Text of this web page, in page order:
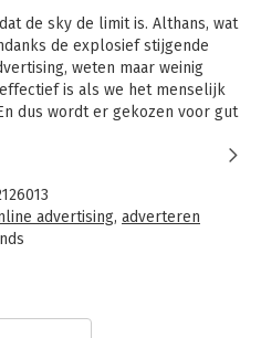
de sky de limit is. Althans, wat
de explosief stijgende
weten maar weinig
is als we het menselijk
dus wordt er gekozen voor gut
wilt, want de CTR's dalen in
- wat je eraan kunt
ads als kleuters met
Zijn pop-ups echt heel erg
En welke vorm van
advertising, adverteren